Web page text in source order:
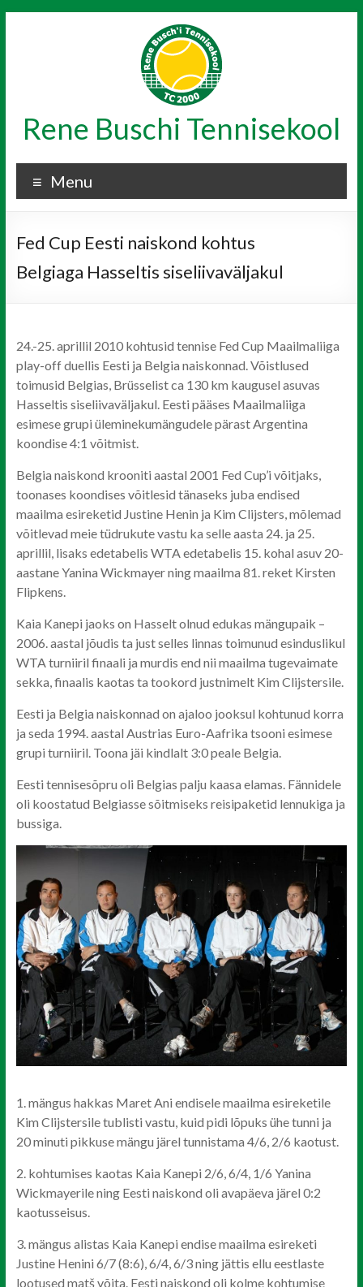
Rene Buschi Tennisekool
Menu
Fed Cup Eesti naiskond kohtus
Belgiaga Hasseltis siseliivaväljakul
24.-25. aprillil 2010 kohtusid tennise Fed Cup Maailmaliiga
play-off duellis Eesti ja Belgia naiskonnad. Võistlused
toimusid Belgias, Brüsselist ca 130 km kaugusel asuvas
Hasseltis siseliivaväljakul. Eesti pääses Maailmaliiga
esimese grupi üleminekumängudele pärast Argentina
koondise 4:1 võitmist.
Belgia naiskond krooniti aastal 2001 Fed Cup’i võitjaks,
toonases koondises võitlesid tänaseks juba endised
maailma esireketid Justine Henin ja Kim Clijsters, mõlemad
võitlevad meie tüdrukute vastu ka selle aasta 24. ja 25.
aprillil, lisaks edetabelis WTA edetabelis 15. kohal asuv 20-
aastane Yanina Wickmayer ning maailma 81. reket Kirsten
Flipkens.
Kaia Kanepi jaoks on Hasselt olnud edukas mängupaik –
2006. aastal jõudis ta just selles linnas toimunud esinduslikul
WTA turniiril finaali ja murdis end nii maailma tugevaimate
sekka, finaalis kaotas ta tookord justnimelt Kim Clijstersile.
Eesti ja Belgia naiskonnad on ajaloo jooksul kohtunud korra
ja seda 1994. aastal Austrias Euro-Aafrika tsooni esimese
grupi turniiril. Toona jäi kindlalt 3:0 peale Belgia.
Eesti tennisesõpru oli Belgias palju kaasa elamas. Fännidele
oli koostatud Belgiasse sõitmiseks reisipaketid lennukiga ja
bussiga.
1. mängus hakkas Maret Ani endisele maailma esireketile
Kim Clijstersile tublisti vastu, kuid pidi lõpuks ühe tunni ja
20 minuti pikkuse mängu järel tunnistama 4/6, 2/6 kaotust.
2. kohtumises kaotas Kaia Kanepi 2/6, 6/4, 1/6 Yanina
Wickmayerile ning Eesti naiskond oli avapäeva järel 0:2
kaotusseisus.
3. mängus alistas Kaia Kanepi endise maailma esireketi
Justine Henini 6/7 (8:6), 6/4, 6/3 ning jättis ellu eestlaste
lootused matš võita. Eesti naiskond oli kolme kohtumise